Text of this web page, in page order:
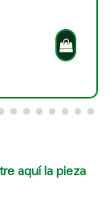
aquí la pieza